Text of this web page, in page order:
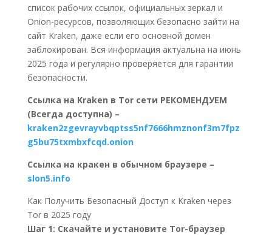
список рабочих ссылок, официальных зеркал и
Onion-ресурсов, позволяющих безопасно зайти на
сайт Kraken, даже если его основной домен
заблокирован. Вся информация актуальна на июнь
2025 года и регулярно проверяется для гарантии
безопасности.
Ссылка на Kraken в Tor сети РЕКОМЕНДУЕМ
(Всегда доступна) –
kraken2zgevrayvbqptss5nf7666hmznonf3m7fpz
g5bu75txmbxfcqd.onion
Ссылка на кракен в обычном браузере –
slon5.info
Как Получить Безопасный Доступ к Kraken через
Tor в 2025 году
Шаг 1: Скачайте и установите Tor-браузер